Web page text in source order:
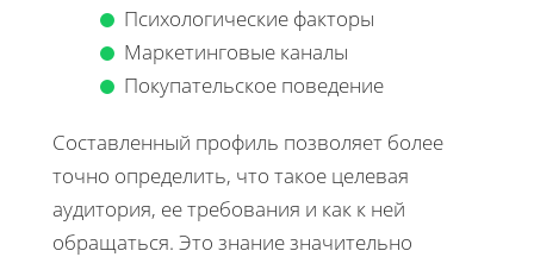
Психологические факторы
Маркетинговые каналы
Покупательское поведение
Составленный профиль позволяет более
точно определить, что такое целевая
аудитория, ее требования и как к ней
обращаться. Это знание значительно